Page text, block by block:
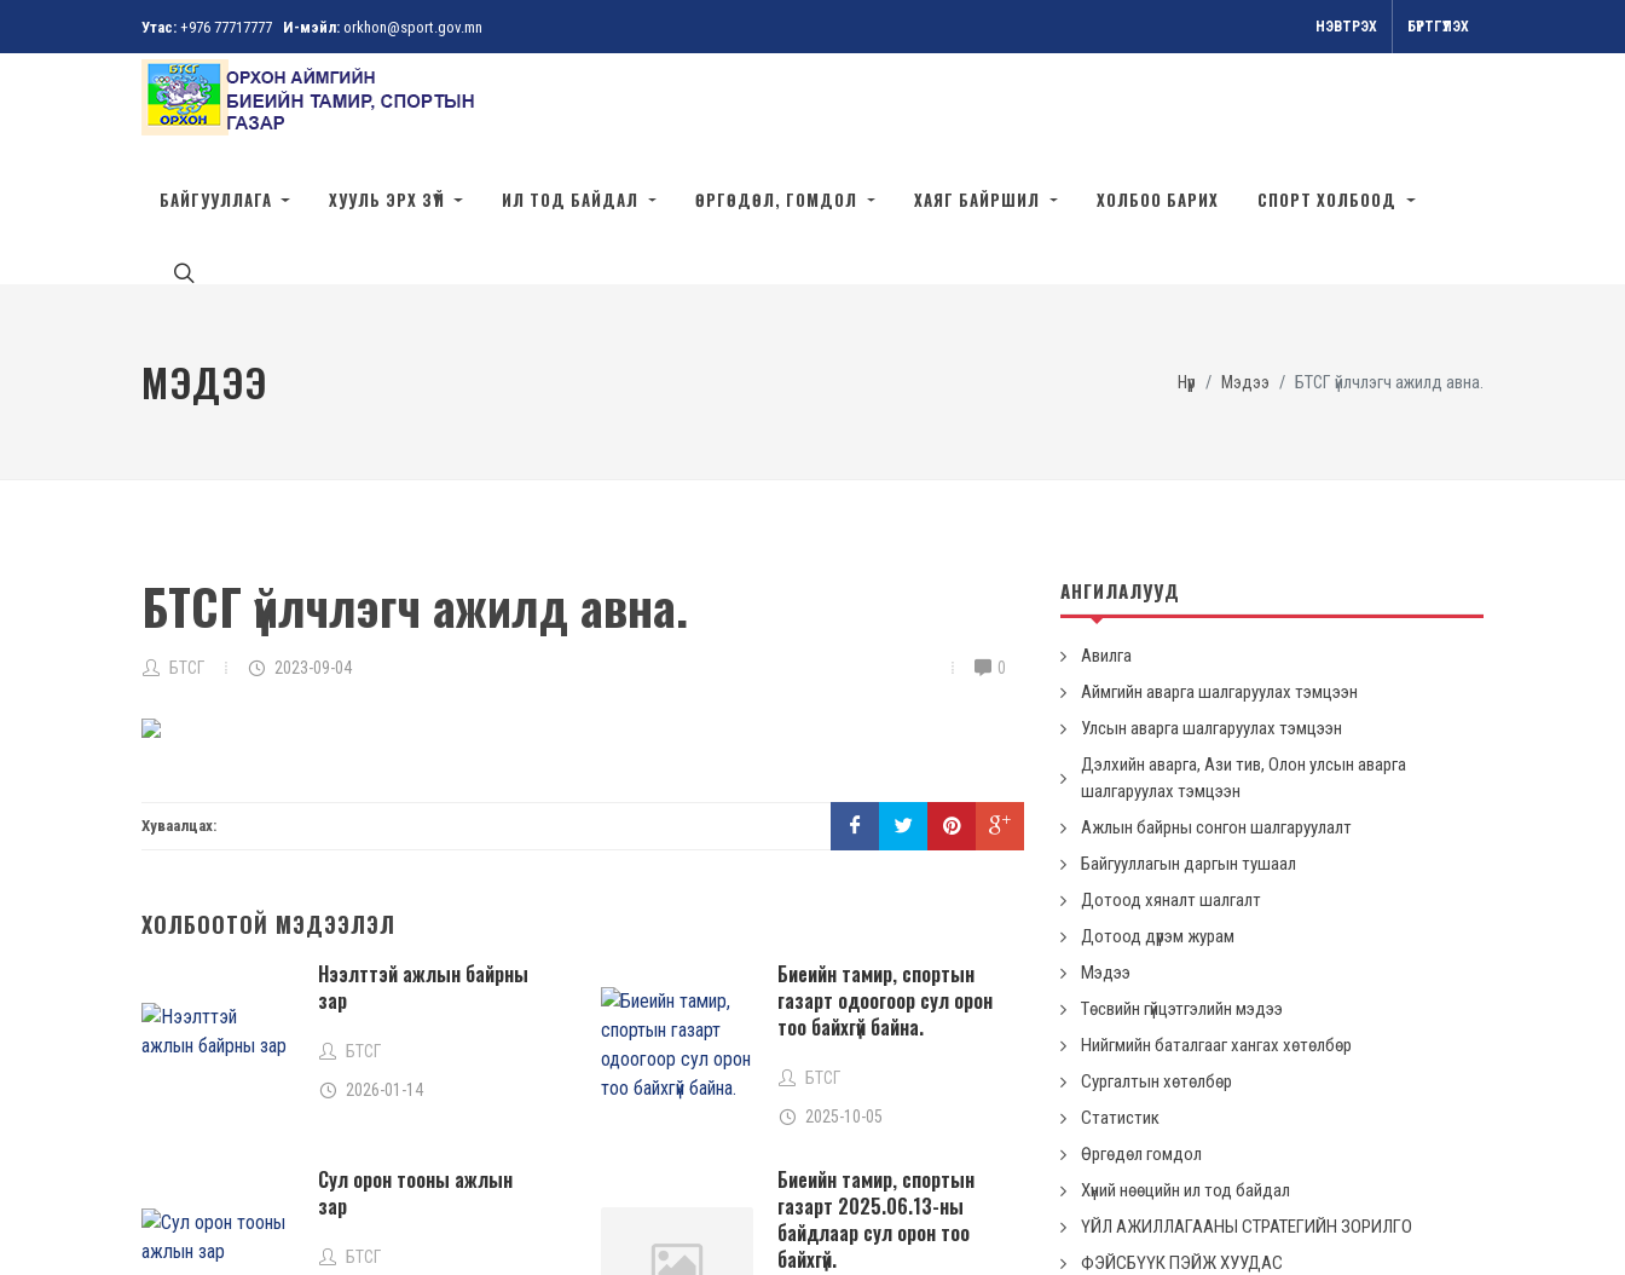
Утас: +976 77717777 И-мэйл: orkhon@sport.gov.mn НЭВТРЭХ БҮРТГҮҮЛЭХ
БАЙГУУЛЛАГА ХУУЛЬ ЭРХ ЗҮЙ ИЛ ТОД БАЙДАЛ ӨРГӨДӨЛ, ГОМДОЛ ХАЯГ БАЙРШИЛ ХОЛБОО БАРИХ СПОРТ ХОЛБООД
МЭДЭЭ Нүүр Мэдээ БТСГ үйлчлэгч ажилд авна.
БТСГ үйлчлэгч ажилд авна.
БТСГ 2023-09-04 0
Хуваалцах:
ХОЛБООТОЙ МЭДЭЭЛЭЛ
Нээлттэй ажлын байрны
зар
БТСГ
2026-01-14
Биеийн тамир, спортын
газарт одоогоор сул орон
тоо байхгүй байна.
БТСГ
2025-10-05
Сул орон тооны ажлын
зар
БТСГ
Биеийн тамир, спортын
газарт 2025.06.13-ны
байдлаар сул орон тоо
байхгүй.
АНГИЛАЛУУД
Авилга
Аймгийн аварга шалгаруулах тэмцээн
Улсын аварга шалгаруулах тэмцээн
Дэлхийн аварга, Ази тив, Олон улсын аварга
шалгаруулах тэмцээн
Ажлын байрны сонгон шалгаруулалт
Байгууллагын даргын тушаал
Дотоод хяналт шалгалт
Дотоод дүрэм журам
Мэдээ
Төсвийн гүйцэтгэлийн мэдээ
Нийгмийн баталгааг хангах хөтөлбөр
Сургалтын хөтөлбөр
Статистик
Өргөдөл гомдол
Хүний нөөцийн ил тод байдал
ҮЙЛ АЖИЛЛАГААНЫ СТРАТЕГИЙН ЗОРИЛГО
ФЭЙСБҮҮК ПЭЙЖ ХУУДАС